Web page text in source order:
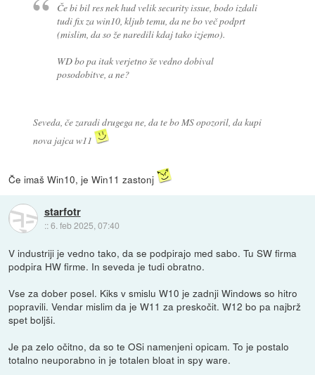
Če bi bil res nek hud velik security issue, bodo izdali
tudi fix za win10, kljub temu, da ne bo več podprt
(mislim, da so že naredili kdaj tako izjemo).
WD bo pa itak verjetno še vedno dobival
posodobitve, a ne?
Seveda, če zaradi drugega ne, da te bo MS opozoril, da kupi
nova jajca w11
Če imaš Win10, je Win11 zastonj
starfotr
::6. feb 2025, 07:40
V industriji je vedno tako, da se podpirajo med sabo. Tu SW firma
podpira HW firme. In seveda je tudi obratno.
Vse za dober posel. Kiks v smislu W10 je zadnji Windows so hitro
popravili. Vendar mislim da je W11 za preskočit. W12 bo pa najbrž
spet boljši.
Je pa zelo očitno, da so te OSi namenjeni opicam. To je postalo
totalno neuporabno in je totalen bloat in spy ware.